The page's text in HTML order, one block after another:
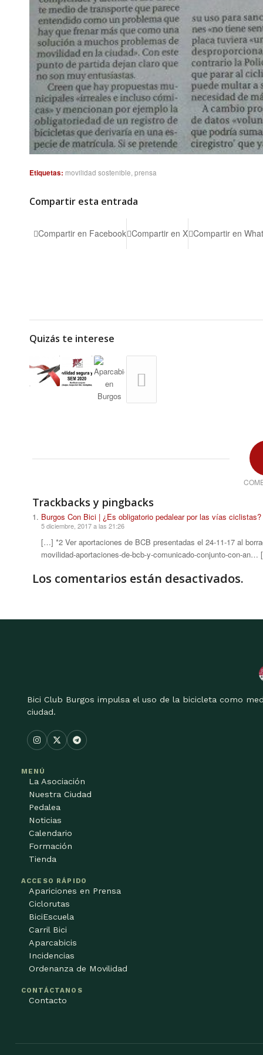
Etiquetas: movilidad sostenible prensa
Compartir esta entrada
Compartir en Facebook Compartir en X Compartir en
Quizás te interese
Trackbacks y pingbacks
Burgos Con Bici | ¿Es obligatorio pedalear por las vías ciclistas?
5 diciembre, 2017 a las 21:26
[…] *2 Ver aportaciones de BCB presentadas el 24-11-17 al
movilidad-aportaciones-de-bcb-y-comunicado-conjunto-con-
Los comentarios están desactivados.
Bici Club Burgos impulsa el uso de la bicicleta como
ciudad.
MENÚ
La Asociación
Nuestra Ciudad
Pedalea
Noticias
Calendario
Formación
Tienda
ACCESO RÁPIDO
Apariciones en Prensa
Ciclorutas
BiciEscuela
Carril Bici
Aparcabicis
Incidencias
Ordenanza de Movilidad
CONTÁCTANOS
Contacto